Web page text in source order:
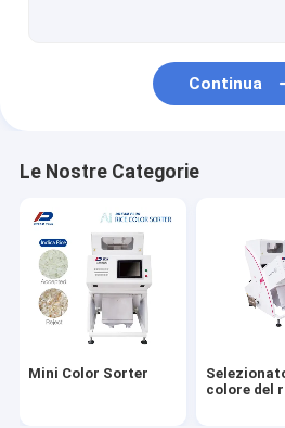
Selezionatore di colore dei semi
Vaglio di plastica
Selezionatore di colore del
Vaglio di vetro
Selezionatore di colore del
Continua
Le Nostre Categorie
Mini Color Sorter
colore del